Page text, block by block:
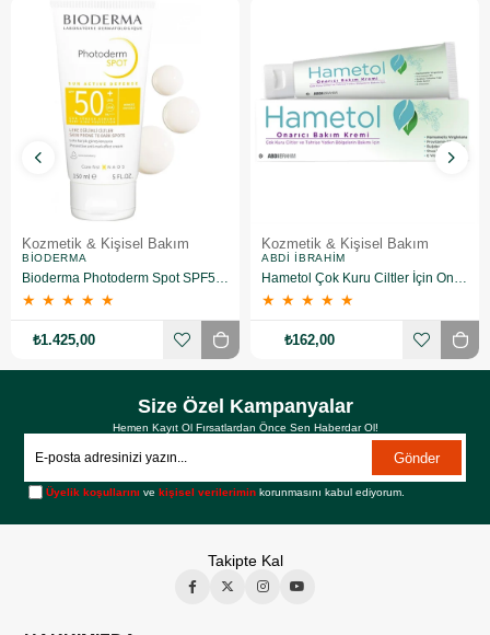
Kozmetik & Kişisel Bakım
BIODERMA
Bioderma Photoderm Spot SPF50+ 150 ml
★ ★ ★ ★ ★
₺1.425,00
Kozmetik & Kişisel Bakım
ABDI İBRAHIM
Hametol Çok Kuru Ciltler İçin Onarıcı Bakım Kremi 30 g
★ ★ ★ ★ ★
₺162,00
Size Özel Kampanyalar
Hemen Kayıt Ol Fırsatlardan Önce Sen Haberdar Ol!
Gönder
Üyelik koşullarını vekişisel verilerimin korunmasını kabul ediyorum.
Takipte Kal